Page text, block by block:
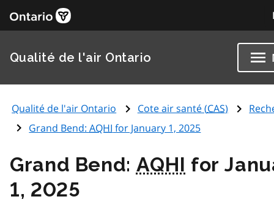
Qualité de l'air Ontario
Qualité de l'air Ontario Cote air santé (CAS)
Grand Bend:AQHI for January 1, 2025
Grand Bend: AQHI for
1, 2025